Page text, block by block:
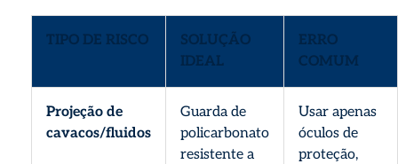
TIPO DE RISCO
SOLUÇÃO
IDEAL
ERRO
COMUM
Projeção de
cavacos/fluidos
Guarda de
policarbonato
resistente a
Usar apenas
óculos de
proteção,